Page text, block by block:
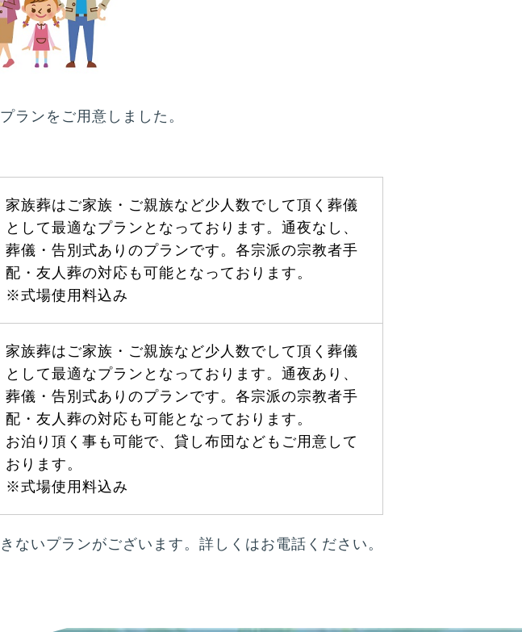
ランをご用意しました。
家族葬はご家族・ご親族など少人数でして頂く葬儀
として最適なプランとなっております。通夜なし、
葬儀・告別式ありのプランです。各宗派の宗教者手
配・友人葬の対応も可能となっております。
※式場使用料込み
家族葬はご家族・ご親族など少人数でして頂く葬儀
として最適なプランとなっております。通夜あり、
葬儀・告別式ありのプランです。各宗派の宗教者手
配・友人葬の対応も可能となっております。
お泊り頂く事も可能で、貸し布団などもご用意して
おります。
※式場使用料込み
ないプランがございます。詳しくはお電話ください。